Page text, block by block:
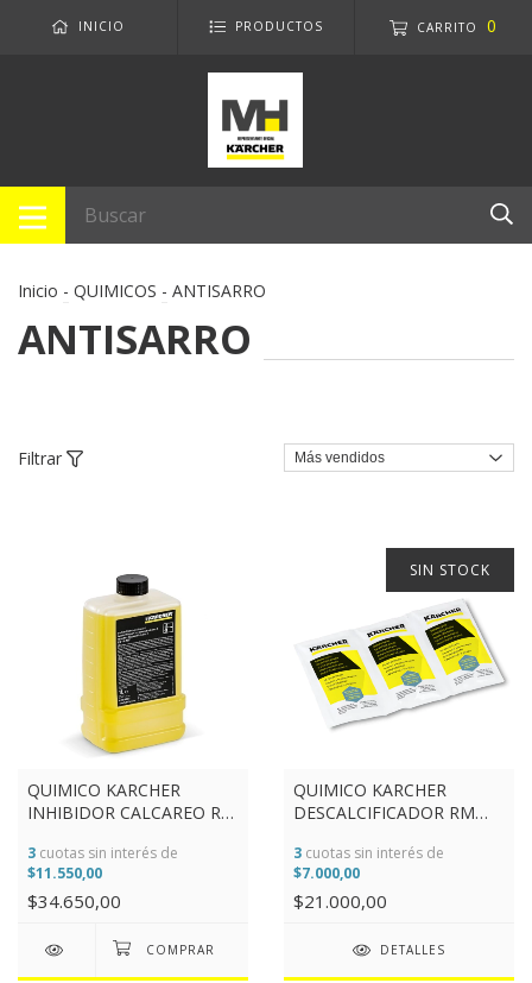
INICIO PRODUCTOS CARRITO 0
Inicio - QUIMICOS - ANTISARRO
ANTISARRO
Filtrar
QUIMICO KARCHER
INHIBIDOR CALCAREO RM
3 cuotas sin interés de
$11.550,00
$34.650,00
SIN STOCK
QUIMICO KARCHER
DESCALCIFICADOR RM
(DISCONTINUADO)
3 cuotas sin interés de
$7.000,00
$21.000,00
DETALLES